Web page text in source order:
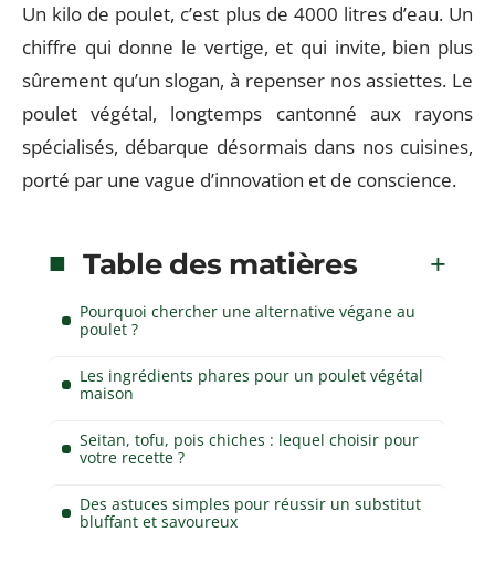
Un kilo de poulet, c’est plus de 4000 litres d’eau. Un
chiffre qui donne le vertige, et qui invite, bien plus
sûrement qu’un slogan, à repenser nos assiettes. Le
poulet végétal, longtemps cantonné aux rayons
spécialisés, débarque désormais dans nos cuisines,
porté par une vague d’innovation et de conscience.
Table des matières
Pourquoi chercher une alternative végane au
poulet ?
Les ingrédients phares pour un poulet végétal
maison
Seitan, tofu, pois chiches : lequel choisir pour
votre recette ?
Des astuces simples pour réussir un substitut
bluffant et savoureux